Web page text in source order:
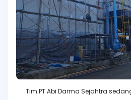
Tim PT Abi Darma Sejahtra